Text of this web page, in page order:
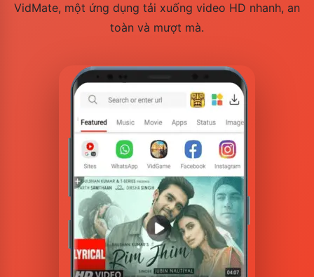
VidMate, một ứng dụng tải xuống video HD nhanh, an
toàn và mượt mà.